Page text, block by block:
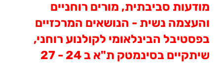
מודעות סביבתית, מורים רוחניים
והעצמה נשית - הנושאים המרכזיים
בפסטיבל הבינלאומי לקולנוע רוחני,
שיתקיים בסינמטק ת"א ב 24 - 27